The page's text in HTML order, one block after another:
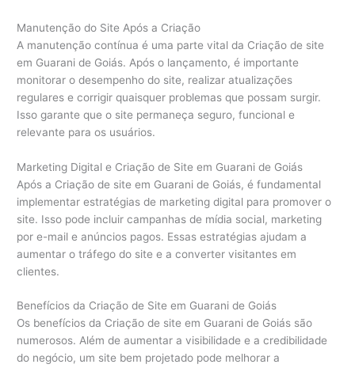
Manutenção do Site Após a Criação
A manutenção contínua é uma parte vital da Criação de site
em Guarani de Goiás. Após o lançamento, é importante
monitorar o desempenho do site, realizar atualizações
regulares e corrigir quaisquer problemas que possam surgir.
Isso garante que o site permaneça seguro, funcional e
relevante para os usuários.
Marketing Digital e Criação de Site em Guarani de Goiás
Após a Criação de site em Guarani de Goiás, é fundamental
implementar estratégias de marketing digital para promover o
site. Isso pode incluir campanhas de mídia social, marketing
por e-mail e anúncios pagos. Essas estratégias ajudam a
aumentar o tráfego do site e a converter visitantes em
clientes.
Benefícios da Criação de Site em Guarani de Goiás
Os benefícios da Criação de site em Guarani de Goiás são
numerosos. Além de aumentar a visibilidade e a credibilidade
do negócio, um site bem projetado pode melhorar a